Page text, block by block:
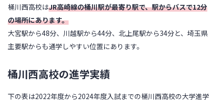
桶川西高校はJR高崎線の桶川駅が最寄り駅で、駅からバスで12分
の場所にあります。
大宮駅から48分、川越駅から44分、北上尾駅から34分と、埼玉県
主要駅からも通学しやすい位置にあります。
桶川西高校の進学実績
下の表は2022年度から2024年度入試までの桶川西高校の大学進学